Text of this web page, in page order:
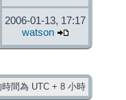
2006-01-13, 17:17
watson
時間為 UTC + 8 小時